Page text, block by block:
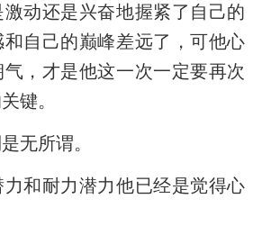
动还是兴奋地握紧了自己的
自己的巅峰差远了，可他心
，才是他这一次一定要再次
键。
无所谓。
力和耐力潜力他已经是觉得心